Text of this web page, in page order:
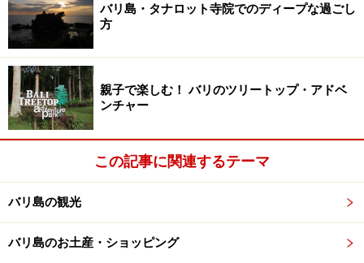
スプレータイプは一瞬で蚊を撃退します。価格は約300円前
後
一瞬で蚊を殺してしまうのなら、強力なスプレータイプ
をおすすめします。入ったトイレなどに蚊がたまってい
る場合など、スプレーを吹きかけて蚊を追い出さない
と、とんでもない箇所を刺されてしまったり......。匂いが
強烈なので、部屋で使う場合はいったん部屋に散布して
バリ島・タナロット寺院でのディープな過ごし
方
親子で楽しむ！ バリのツリートップ・アドベ
ンチャー
この記事に関連するテーマ
バリ島の観光
バリ島のお土産・ショッピング